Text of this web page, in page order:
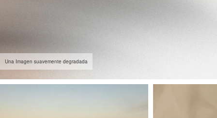
Una Imagen suavemente degradada